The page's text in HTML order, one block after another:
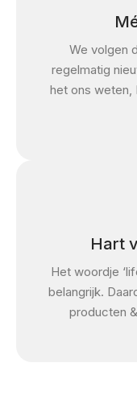
We volgen
regelmatig
het ons weten,
Hart
Het woordje
belangrijk.
producten